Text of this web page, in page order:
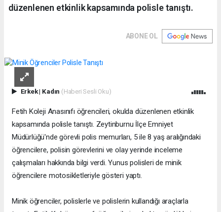
düzenlenen etkinlik kapsamında polisle tanıştı.
ABONE OL
Erkek| Kadın (Haberi Sesli Oku)
Fetih Koleji Anasınıfı öğrencileri, okulda düzenlenen etkinlik
kapsamında polisle tanıştı. Zeytinburnu İlçe Emniyet
Müdürlüğü'nde görevli polis memurları, 5 ile 8 yaş aralığındaki
öğrencilere, polisin görevlerini ve olay yerinde inceleme
çalışmaları hakkında bilgi verdi. Yunus polisleri de minik
öğrencilere motosikletleriyle gösteri yaptı.
Minik öğrenciler, polislerle ve polislerin kullandığı araçlarla